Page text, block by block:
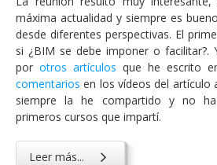
máxima actualidad y siempre es
desde diferentes perspectivas. El
si ¿BIM se debe imponer o facilitar?.
por otros artículos que he escrito
comentarios en los vídeos del artículo
siempre la he compartido y no
primeros cursos que impartí.
Leer más...